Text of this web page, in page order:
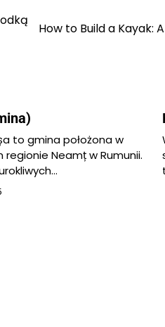
How to Build a Kayak:
to gmina położona w
regionie Neamț w Rumunii.